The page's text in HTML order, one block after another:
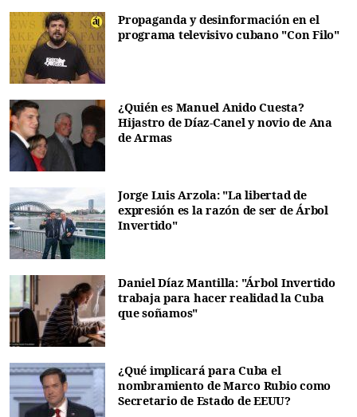
Propaganda y desinformación en el
programa televisivo cubano "Con Filo"
¿Quién es Manuel Anido Cuesta?
Hijastro de Díaz-Canel y novio de Ana
de Armas
Jorge Luis Arzola: "La libertad de
expresión es la razón de ser de Árbol
Invertido"
Daniel Díaz Mantilla: "Árbol Invertido
trabaja para hacer realidad la Cuba
que soñamos"
¿Qué implicará para Cuba el
nombramiento de Marco Rubio como
Secretario de Estado de EEUU?